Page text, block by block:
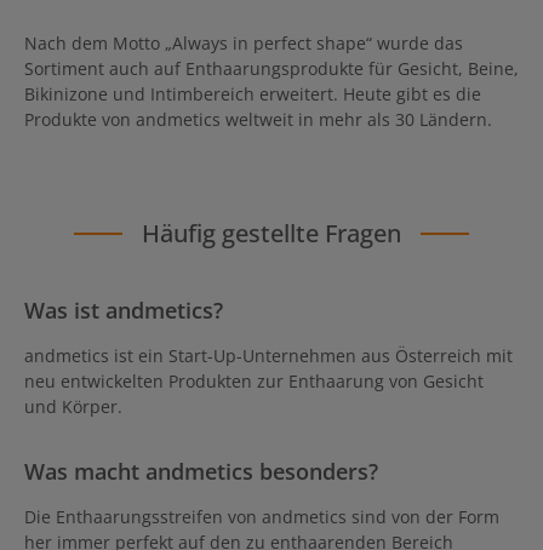
Nach dem Motto „Always in perfect shape“ wurde das
Sortiment auch auf Enthaarungsprodukte für Gesicht, Beine,
Bikinizone und Intimbereich erweitert. Heute gibt es die
Produkte von andmetics weltweit in mehr als 30 Ländern.
Häufig gestellte Fragen
Was ist andmetics?
andmetics ist ein Start-Up-Unternehmen aus Österreich mit
neu entwickelten Produkten zur Enthaarung von Gesicht
und Körper.
Was macht andmetics besonders?
Die Enthaarungsstreifen von andmetics sind von der Form
her immer perfekt auf den zu enthaarenden Bereich